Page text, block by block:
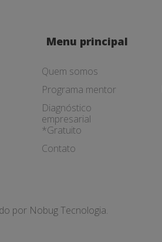
Menu principal
Quem somos
Programa mentor
Diagnóstico
empresarial
*Gratuito
Contato
por Nobug Tecnologia.